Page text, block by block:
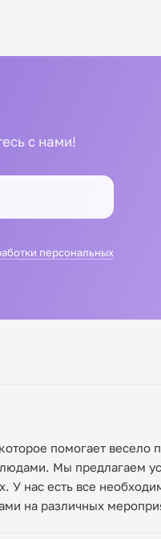
с нами!
персональных
помогает весело
Мы предлагаем
У нас есть все
на различных